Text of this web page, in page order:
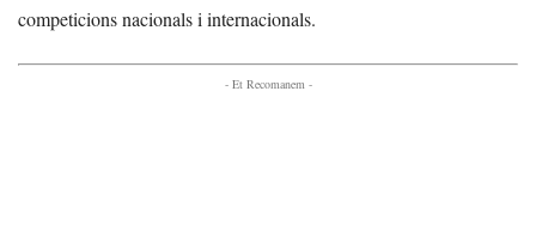
competicions nacionals i internacionals.
- Et Recomanem -